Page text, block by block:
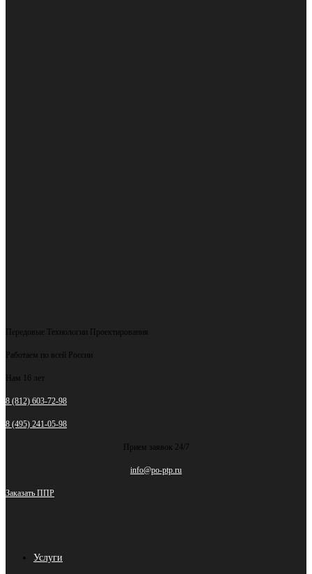
Передовые Технологии Проектирования
Работаем по всей России
Нам 16 лет
8 (812) 603-72-98
8 (495) 241-05-98
Прием заявок 24/7
info@po-ptp.ru
Заказать ППР
Услуги